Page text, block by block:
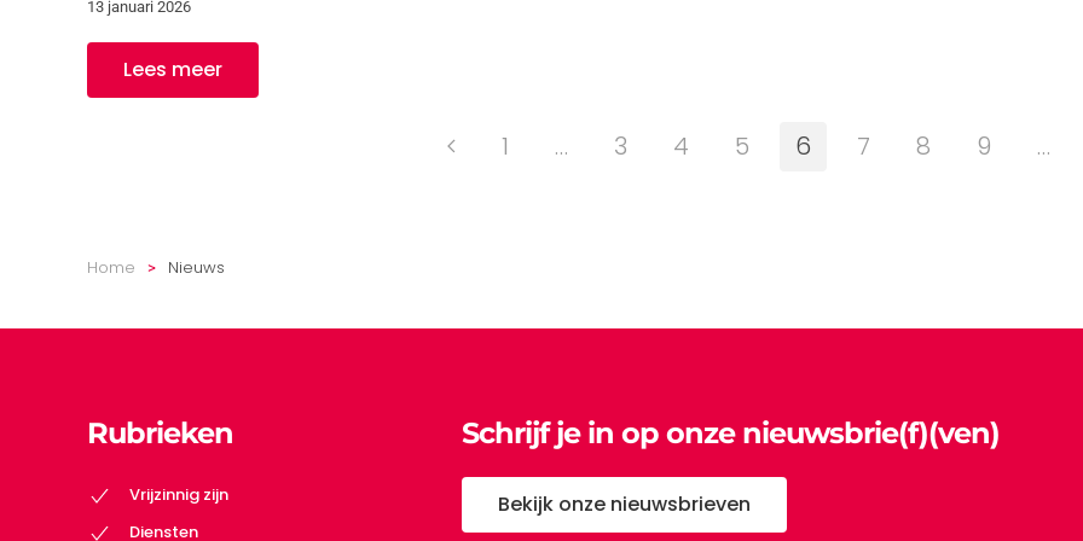
13 januari 2026
Lees meer
1 … 3 4 5 6 7 8 9 …
Home Nieuws
Rubrieken
Vrijzinnig zijn
Diensten
Schrijf je in op onze nieuwsbrie(f)(ven)
Bekijk onze nieuwsbrieven